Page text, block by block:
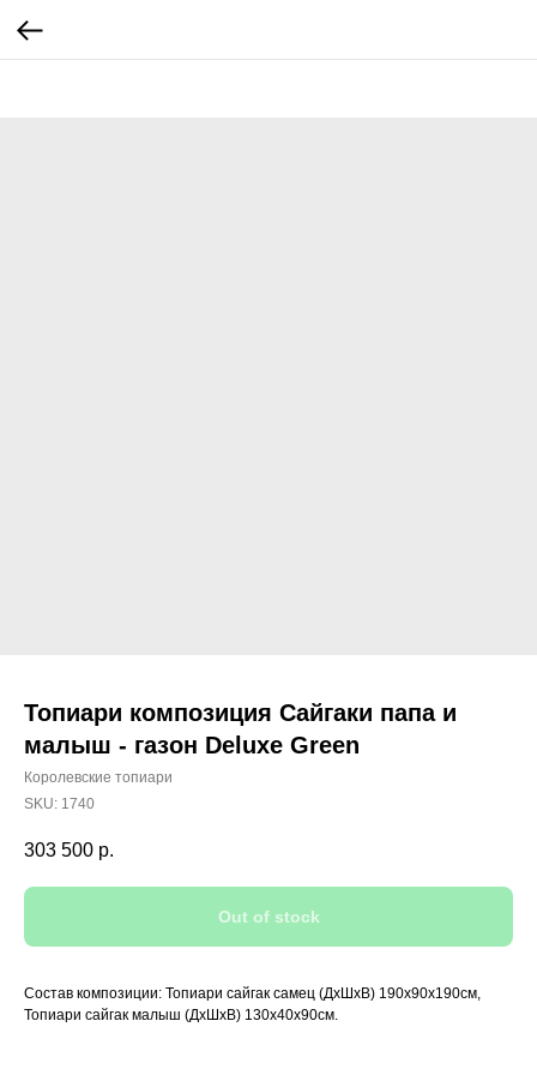
Топиари композиция Сайгаки папа и
малыш - газон Deluxe Green
Королевские топиари
SKU: 1740
303 500 р.
Out of stock
Состав композиции: Топиари сайгак самец (ДхШхВ) 190х90х190см,
Топиари сайгак малыш (ДхШхВ) 130х40х90см.